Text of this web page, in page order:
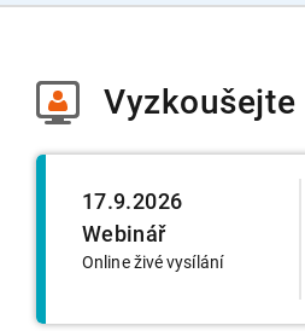
Vyzkoušejte
17.9.2026
Webinář
Online živé vysílání